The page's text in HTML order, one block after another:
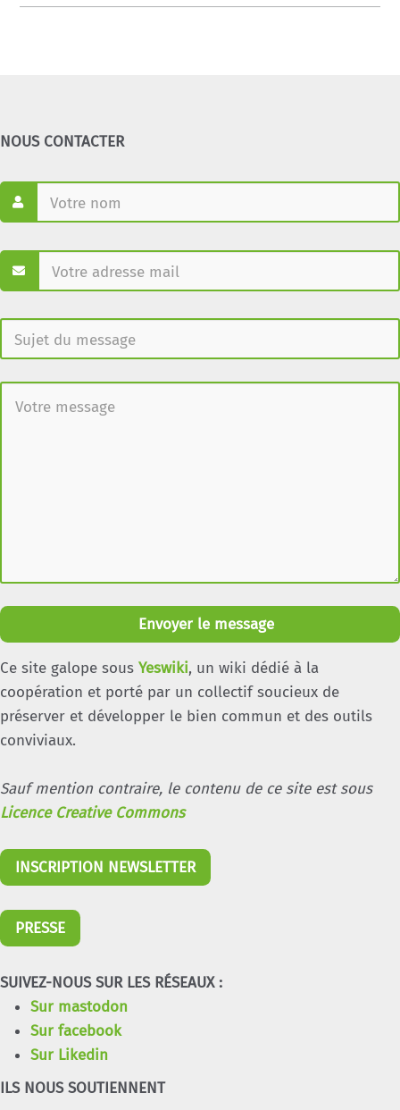
NOUS CONTACTER
Envoyer le message
Ce site galope sous Yeswiki, un wiki dédié à la
coopération et porté par un collectif soucieux de
préserver et développer le bien commun et des outils
conviviaux.
Sauf mention contraire, le contenu de ce site est sous
Licence Creative Commons
INSCRIPTION NEWSLETTER
PRESSE
SUIVEZ-NOUS SUR LES RÉSEAUX :
Sur mastodon
Sur facebook
Sur Likedin
ILS NOUS SOUTIENNENT